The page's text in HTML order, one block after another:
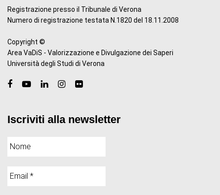
Registrazione presso il Tribunale di Verona
Numero di registrazione testata N.1820 del 18.11.2008
Copyright ©
Area VaDiS - Valorizzazione e Divulgazione dei Saperi
Università degli Studi di Verona
Iscriviti alla newsletter